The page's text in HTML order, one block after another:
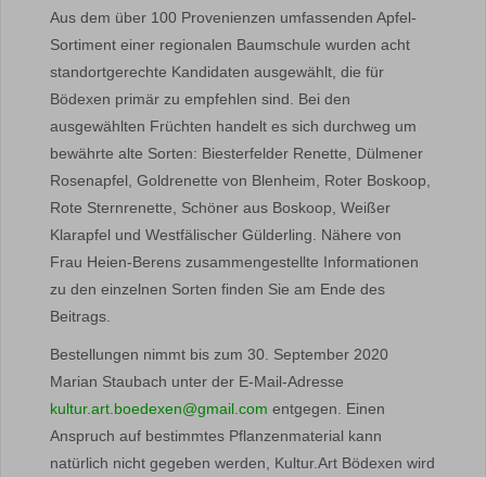
Aus dem über 100 Provenienzen umfassenden Apfel-
Sortiment einer regionalen Baumschule wurden acht
standortgerechte Kandidaten ausgewählt, die für
Bödexen primär zu empfehlen sind. Bei den
ausgewählten Früchten handelt es sich durchweg um
bewährte alte Sorten: Biesterfelder Renette, Dülmener
Rosenapfel, Goldrenette von Blenheim, Roter Boskoop,
Rote Sternrenette, Schöner aus Boskoop, Weißer
Klarapfel und Westfälischer Gülderling. Nähere von
Frau Heien-Berens zusammengestellte Informationen
zu den einzelnen Sorten finden Sie am Ende des
Beitrags.
Bestellungen nimmt bis zum 30. September 2020
Marian Staubach unter der E-Mail-Adresse
kultur.art.boedexen@gmail.com entgegen. Einen
Anspruch auf bestimmtes Pflanzenmaterial kann
natürlich nicht gegeben werden, Kultur.Art Bödexen wird